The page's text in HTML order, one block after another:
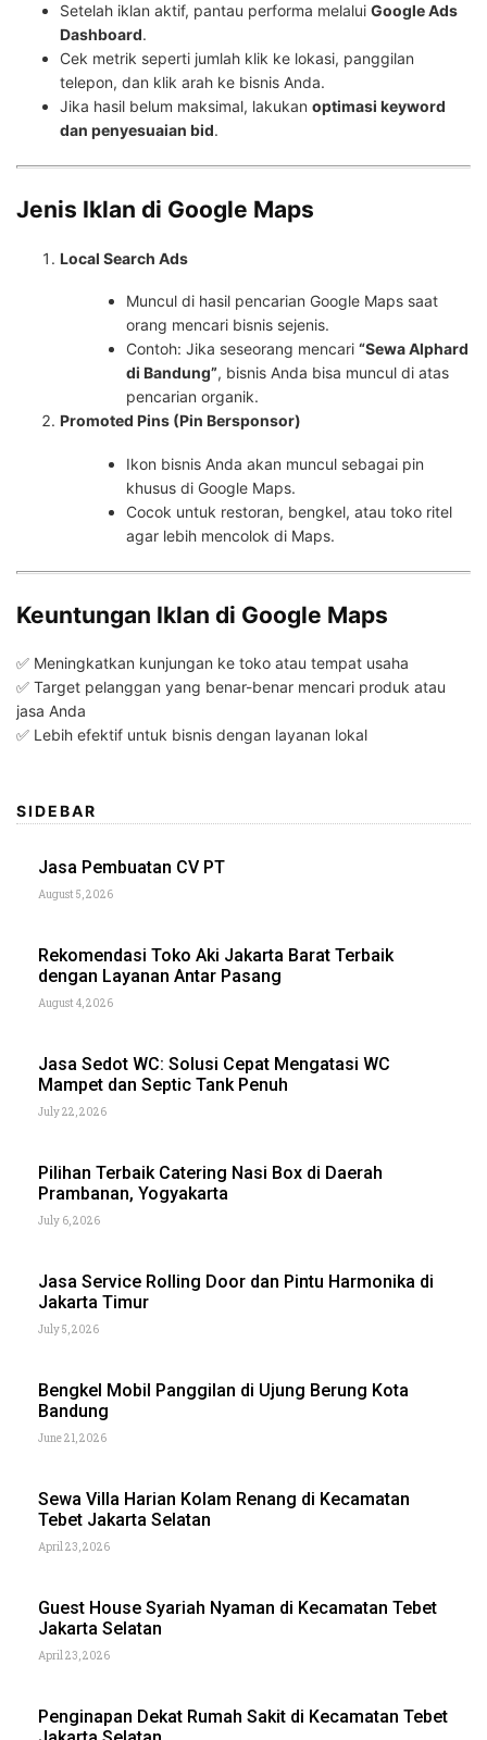
Setelah iklan aktif, pantau performa melalui Google Ads
Dashboard.
Cek metrik seperti jumlah klik ke lokasi, panggilan
telepon, dan klik arah ke bisnis Anda.
Jika hasil belum maksimal, lakukan optimasi keyword
dan penyesuaian bid.
Jenis Iklan di Google Maps
Local Search Ads
Muncul di hasil pencarian Google Maps saat
orang mencari bisnis sejenis.
Contoh: Jika seseorang mencari “Sewa Alphard
di Bandung”, bisnis Anda bisa muncul di atas
pencarian organik.
Promoted Pins (Pin Bersponsor)
Ikon bisnis Anda akan muncul sebagai pin
khusus di Google Maps.
Cocok untuk restoran, bengkel, atau toko ritel
agar lebih mencolok di Maps.
Keuntungan Iklan di Google Maps
✅ Meningkatkan kunjungan ke toko atau tempat usaha
✅ Target pelanggan yang benar-benar mencari produk atau
jasa Anda
✅ Lebih efektif untuk bisnis dengan layanan lokal
SIDEBAR
Jasa Pembuatan CV PT
August 5, 2026
Rekomendasi Toko Aki Jakarta Barat Terbaik
dengan Layanan Antar Pasang
August 4, 2026
Jasa Sedot WC: Solusi Cepat Mengatasi WC
Mampet dan Septic Tank Penuh
July 22, 2026
Pilihan Terbaik Catering Nasi Box di Daerah
Prambanan, Yogyakarta
July 6, 2026
Jasa Service Rolling Door dan Pintu Harmonika di
Jakarta Timur
July 5, 2026
Bengkel Mobil Panggilan di Ujung Berung Kota
Bandung
June 21, 2026
Sewa Villa Harian Kolam Renang di Kecamatan
Tebet Jakarta Selatan
April 23, 2026
Guest House Syariah Nyaman di Kecamatan Tebet
Jakarta Selatan
April 23, 2026
Penginapan Dekat Rumah Sakit di Kecamatan Tebet